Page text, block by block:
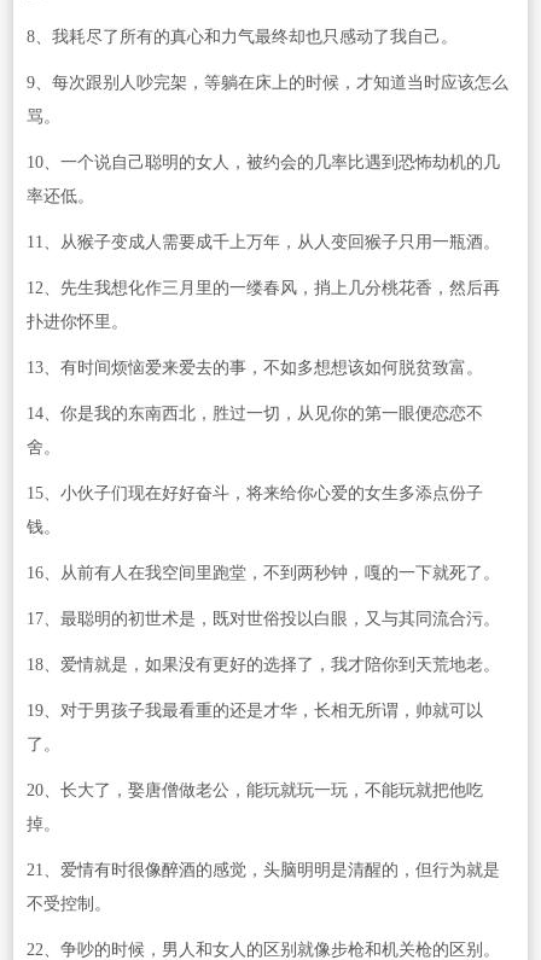
8、我耗尽了所有的真心和力气最终却也只感动了我自己。
9、每次跟别人吵完架，等躺在床上的时候，才知道当时应该怎么
骂。
10、一个说自己聪明的女人，被约会的几率比遇到恐怖劫机的几
率还低。
11、从猴子变成人需要成千上万年，从人变回猴子只用一瓶酒。
12、先生我想化作三月里的一缕春风，捎上几分桃花香，然后再
扑进你怀里。
13、有时间烦恼爱来爱去的事，不如多想想该如何脱贫致富。
14、你是我的东南西北，胜过一切，从见你的第一眼便恋恋不
舍。
15、小伙子们现在好好奋斗，将来给你心爱的女生多添点份子
钱。
16、从前有人在我空间里跑堂，不到两秒钟，嘎的一下就死了。
17、最聪明的初世术是，既对世俗投以白眼，又与其同流合污。
18、爱情就是，如果没有更好的选择了，我才陪你到天荒地老。
19、对于男孩子我最看重的还是才华，长相无所谓，帅就可以
了。
20、长大了，娶唐僧做老公，能玩就玩一玩，不能玩就把他吃
掉。
21、爱情有时很像醉酒的感觉，头脑明明是清醒的，但行为就是
不受控制。
22、争吵的时候，男人和女人的区别就像步枪和机关枪的区别。